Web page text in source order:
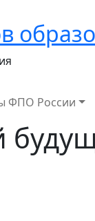
ФПО России